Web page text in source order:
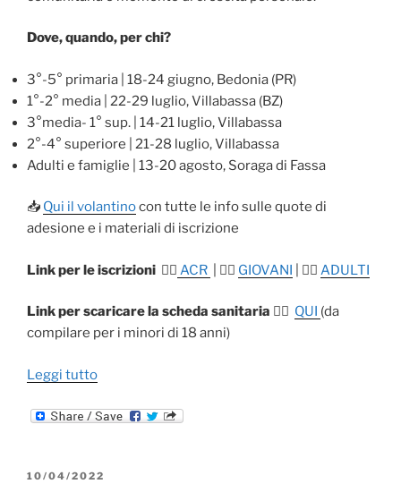
Dove, quando, per chi?
3°-5° primaria | 18-24 giugno, Bedonia (PR)
1°-2° media | 22-29 luglio, Villabassa (BZ)
3°media- 1° sup. | 14-21 luglio, Villabassa
2°-4° superiore | 21-28 luglio, Villabassa
Adulti e famiglie | 13-20 agosto, Soraga di Fassa
📥 Qui il volantinocon tutte le info sulle quote di
adesione e i materiali di iscrizione
Link per le iscrizioni 👉🏻 ACR | 👉🏻 GIOVANI | 👉🏻 ADULTI
Link per scaricare la scheda sanitaria 👉🏻 QUI (da
compilare per i minori di 18 anni)
Leggi tutto“Campi
diocesani
PUBBLICATO
10/04/2022